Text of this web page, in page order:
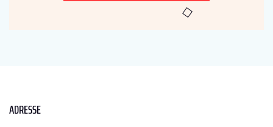
ADRESSE